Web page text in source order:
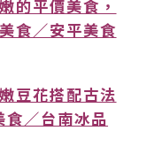
的平價美食，
食／安平美食
豆花搭配古法
／台南冰品